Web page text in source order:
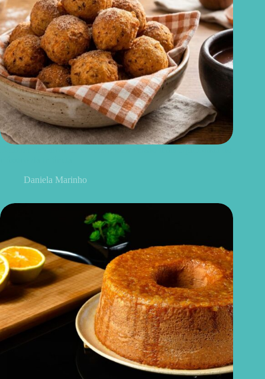
Daniela Marinho